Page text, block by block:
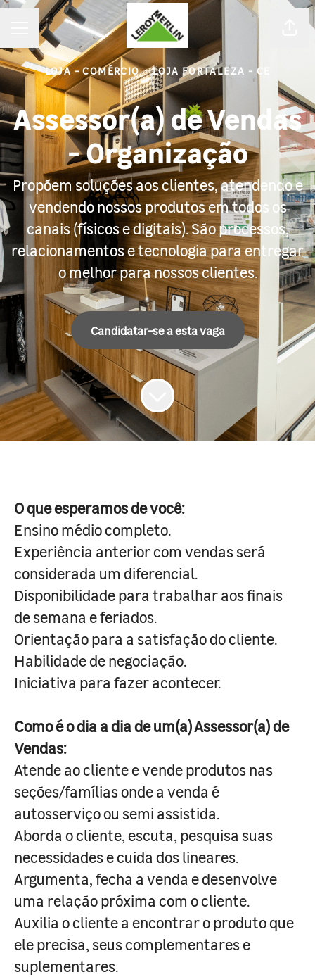
MENU DE CARREIRAS
LOJA - COMÉRCIO · LOJA FORTALEZA - CE
Assessor(a) de Vendas
- Organização
Propõem soluções aos clientes, atendendo e
vendendo nossos produtos em todos os
canais (físicos e digitais). São processos,
relacionamentos e tecnologia para entregar
o melhor para nossos clientes.
Candidatar-se a esta vaga
O que esperamos de você:
Ensino médio completo.
Experiência anterior com vendas será
considerada um diferencial.
Disponibilidade para trabalhar aos finais
de semana e feriados.
Orientação para a satisfação do cliente.
Habilidade de negociação.
Iniciativa para fazer acontecer.
Como é o dia a dia de um(a) Assessor(a) de
Vendas:
Atende ao cliente e vende produtos nas
seções/famílias onde a venda é
autosserviço ou semi assistida.
Aborda o cliente, escuta, pesquisa suas
necessidades e cuida dos lineares.
Argumenta, fecha a venda e desenvolve
uma relação próxima com o cliente.
Auxilia o cliente a encontrar o produto que
ele precisa, seus complementares e
suplementares.